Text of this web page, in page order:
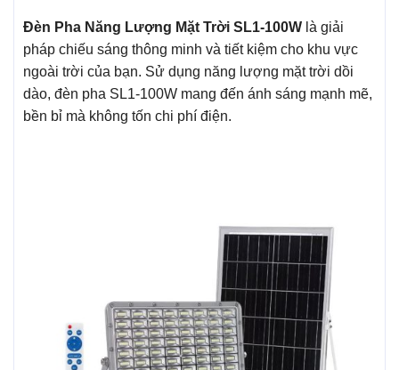
Đèn Pha Năng Lượng Mặt Trời SL1-100W là giải
pháp chiếu sáng thông minh và tiết kiệm cho khu vực
ngoài trời của bạn. Sử dụng năng lượng mặt trời dồi
dào, đèn pha SL1-100W mang đến ánh sáng mạnh mẽ,
bền bỉ mà không tốn chi phí điện.